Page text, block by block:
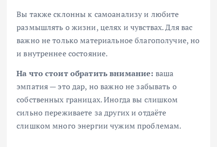
Вы также склонны к самоанализу и любите
размышлять о жизни, целях и чувствах. Для вас
важно не только материальное благополучие, но
и внутреннее состояние.
На что стоит обратить внимание: ваша
эмпатия — это дар, но важно не забывать о
собственных границах. Иногда вы слишком
сильно переживаете за других и отдаёте
слишком много энергии чужим проблемам.